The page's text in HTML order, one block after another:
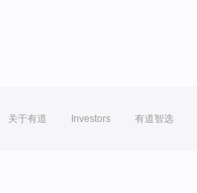
关于有道 Investors 有道智选